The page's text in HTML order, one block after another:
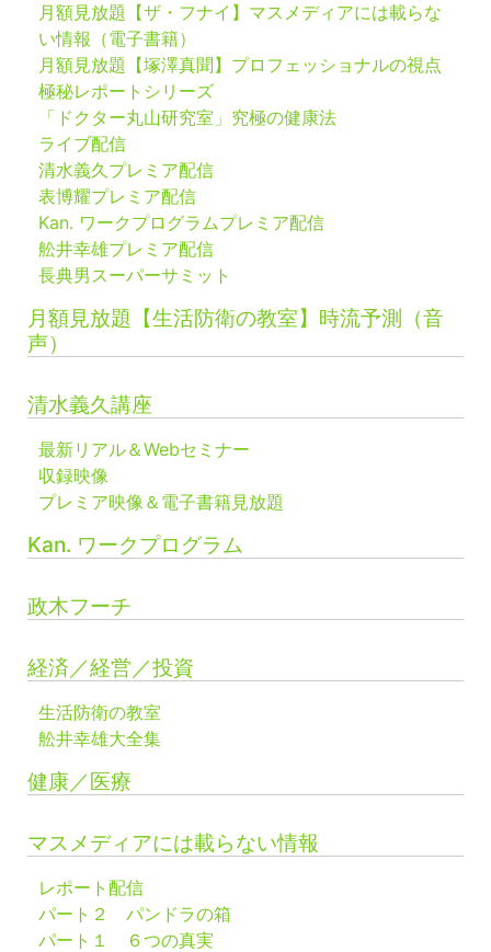
月額見放題【ザ・フナイ】マスメディアには載らな
い情報（電子書籍）
月額見放題【塚澤真聞】プロフェッショナルの視点
極秘レポートシリーズ
「ドクター丸山研究室」究極の健康法
ライブ配信
清水義久プレミア配信
表博耀プレミア配信
Kan. ワークプログラムプレミア配信
舩井幸雄プレミア配信
長典男スーパーサミット
月額見放題【生活防衛の教室】時流予測（音
声）
清水義久講座
最新リアル＆Webセミナー
収録映像
プレミア映像＆電子書籍見放題
Kan. ワークプログラム
政木フーチ
経済／経営／投資
生活防衛の教室
舩井幸雄大全集
健康／医療
マスメディアには載らない情報
レポート配信
パート２ パンドラの箱
パート１ ６つの真実